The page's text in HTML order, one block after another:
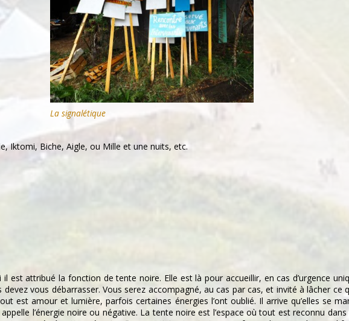
La signalétique
Iktomi, Biche, Aigle, ou Mille et une nuits, etc.
est attribué la fonction de tente noire. Elle est là pour accueillir, en cas d’urgence
vous débarrasser. Vous serez accompagné, au cas par cas, et invité à lâcher ce
est amour et lumière, parfois certaines énergies l’ont oublié. Il arrive qu’elles se
l’énergie noire ou négative. La tente noire est l’espace où tout est reconnu